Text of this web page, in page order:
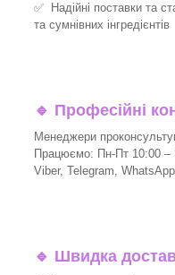
✅ Надійні поставки та
та сумнівних інгредієнтів
🔹 Професійні
Менеджери
Працюємо: Пн-Пт 10:00 –
Viber, Telegram,
🔹 Швидка